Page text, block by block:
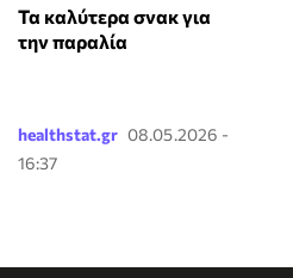
Τα καλύτερα σνακ για
την παραλία
healthstat.gr 08.05.2026 -
16:37